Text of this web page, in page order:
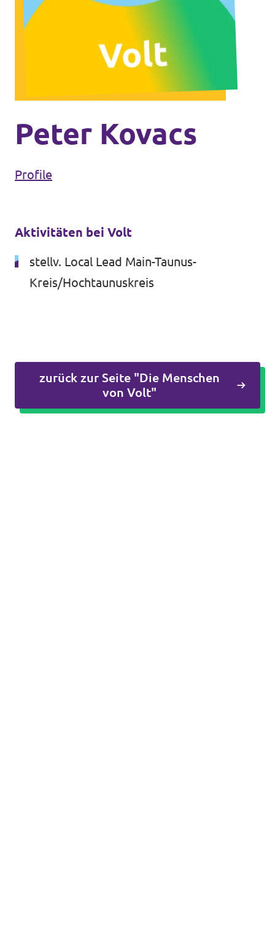
Volt Deutschland Merchandise Shop
Unsere Events
Mache bei uns mit!
Volt vor Ort in Hessen
Transparenz
Peter Kovacs
Profile
Aktivitäten bei Volt
stellv. Local Lead Main-Taunus-
Kreis/Hochtaunuskreis
zurück zur Seite "Die Menschen
von Volt"